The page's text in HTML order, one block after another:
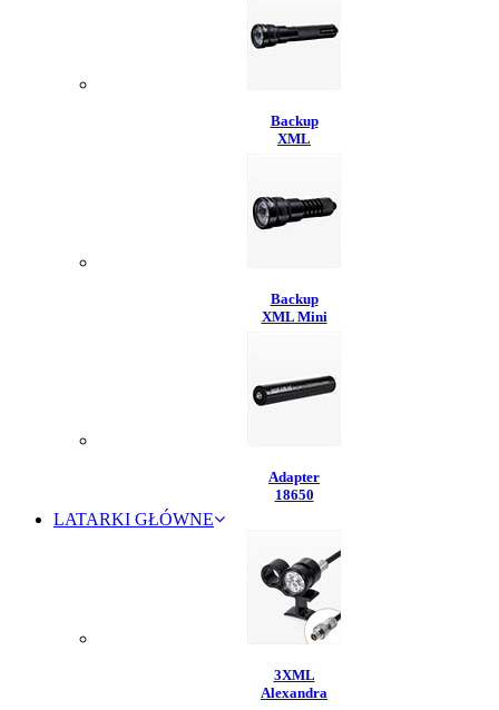
Backup
XML
Backup
XML Mini
Adapter
18650
LATARKI GŁÓWNE
3XML
Alexandra